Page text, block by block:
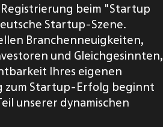
beim "Startup
Startup-Szene.
Branchenneuigkeiten,
und Gleichgesinnten,
Ihres eigenen
zum Startup-Erfolg beginnt
unserer dynamischen